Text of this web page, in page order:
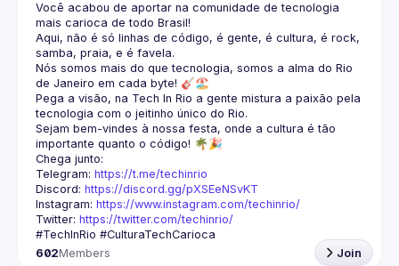
Você acabou de aportar na comunidade de tecnologia
Aqui, não é só linhas de código, é gente, é cultura, é rock,
Nós somos mais do que tecnologia, somos a alma do Rio
Pega a visão, na Tech In Rio a gente mistura a paixão pela
Sejam bem-vindes à nossa festa, onde a cultura é tão
Telegram: https://t.me/techinrio
Discord: https://discord.gg/pXSEeNSvKT
Instagram: https://www.instagram.com/techinrio/
Twitter: https://twitter.com/techinrio/
602Members Join